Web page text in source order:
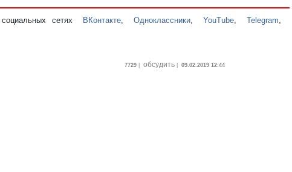
сетях ВКонтакте Одноклассники ,YouTube ,Telegram
7729| обсудить| 09.02.2019 12:44